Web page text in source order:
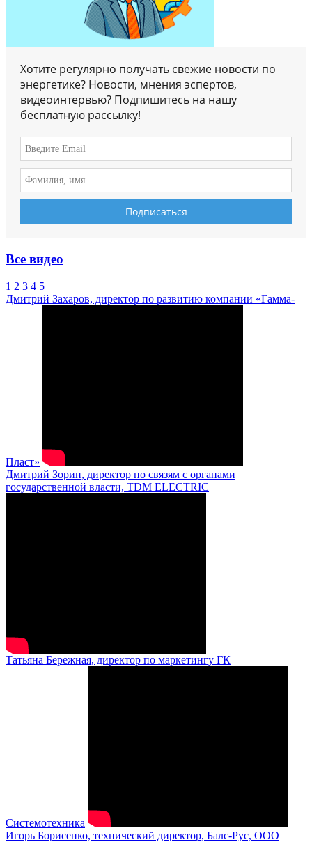
Хотите регулярно получать свежие новости по
энергетике? Новости, мнения эспертов,
видеоинтервью? Подпишитесь на нашу
бесплатную рассылку!
Все видео
1 2 3 4 5
Дмитрий Захаров, директор по развитию компании «Гамма-
Пласт»
Дмитрий Зорин, директор по связям с органами
государственной власти, TDM ELECTRIC
Татьяна Бережная, директор по маркетингу ГК
Системотехника
Игорь Борисенко, технический директор, Балс-Рус, ООО